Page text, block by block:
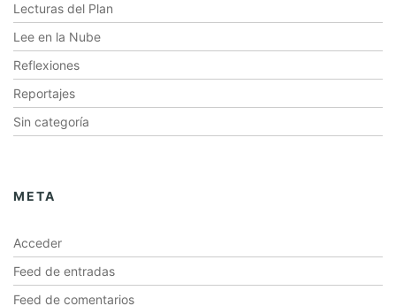
Lecturas del Plan
Lee en la Nube
Reflexiones
Reportajes
Sin categoría
META
Acceder
Feed de entradas
Feed de comentarios